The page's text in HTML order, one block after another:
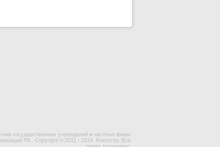
государственных учреждений и частных фирм
РБ.
Copyright © 2011 - 2014. Reestr.by. Все